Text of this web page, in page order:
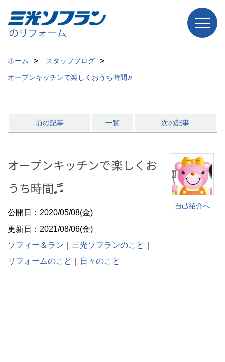
ホーム
スタッフブログ
オープンキッチンで楽しくおうち時間♬
前の記事 一覧 次の記事
自己紹介へ
オープンキッチンで楽しくお
うち時間♬
公開日：2020/05/08(金)
更新日：2021/08/06(金)
ソフィー＆ラン
三光ソフランのこと
リフォームのこと
日々のこと